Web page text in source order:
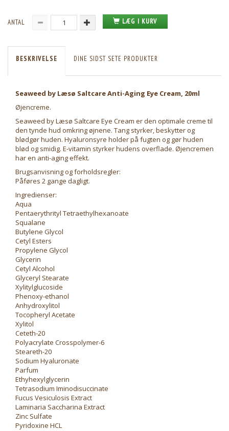
ANTAL LÆG I KURV
BESKRIVELSE DINE SIDST SETE PRODUKTER
Seaweed by Læsø Saltcare Anti-Aging Eye Cream, 20ml
Øjencreme.
Seaweed by Læsø Saltcare Eye Cream er den optimale creme til
den tynde hud omkring øjnene. Tang styrker, beskytter og
blødgør huden. Hyaluronsyre holder på fugten og gør huden
blød og smidig. E-vitamin styrker hudens overflade. Øjencremen
har en anti-aging effekt.
Brugsanvisning og forholdsregler:
Påføres 2 gange dagligt.
Ingredienser:
Aqua
Pentaerythrityl Tetraethylhexanoate
Squalane
Butylene Glycol
Cetyl Esters
Propylene Glycol
Glycerin
Cetyl Alcohol
Glyceryl Stearate
Xylitylglucoside
Phenoxy-ethanol
Anhydroxylitol
Tocopheryl Acetate
Xylitol
Ceteth-20
Polyacrylate Crosspolymer-6
Steareth-20
Sodium Hyaluronate
Parfum
Ethyhexylglycerin
Tetrasodium Iminodisuccinate
Fucus Vesiculosis Extract
Laminaria Saccharina Extract
Zinc Sulfate
Pyridoxine HCL